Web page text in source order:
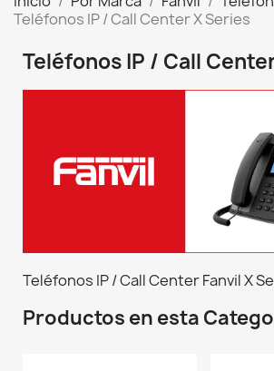
Teléfonos IP / Call Center X Series
Teléfonos IP / Call
Teléfonos IP / Call Center Fanvil X
Productos en esta